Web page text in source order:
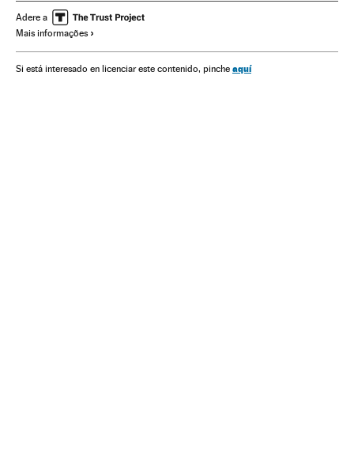
América Latina Fauna Flora
Mudança climática
Adere a
Mais informações
Si está interesado en licenciar este contenido, pinche aquí